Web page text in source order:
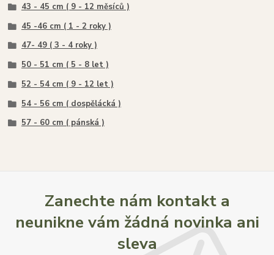
43 - 45 cm ( 9 - 12 měsíců )
45 -46 cm ( 1 - 2 roky )
47- 49 ( 3 - 4 roky )
50 - 51 cm ( 5 - 8 let )
52 - 54 cm ( 9 - 12 let )
54 - 56 cm ( dospělácká )
57 - 60 cm ( pánská )
Zanechte nám kontakt a
neunikne vám žádná novinka ani
sleva